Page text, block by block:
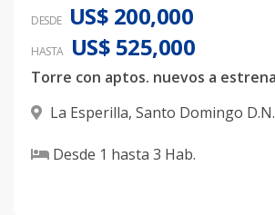
DESDE US$ 200,000
HASTA US$ 525,000
La Esperilla, Santo Domingo D.N.
Desde 1 hasta 3 Hab.